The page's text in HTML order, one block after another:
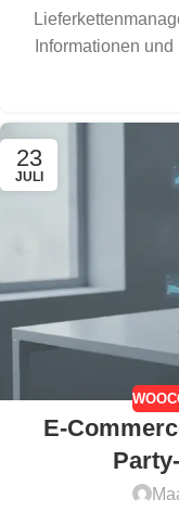
Informationen
23
JULI
E-